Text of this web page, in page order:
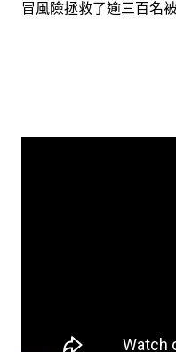
冒風險拯救了逾三百名